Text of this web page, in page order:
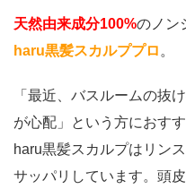
天然由来成分100%のノン
haru黒髪スカルププロ 。
「最近、バスルームの抜
が心配」という方におす
haru黒髪スカルプはリン
サッパリしています。頭